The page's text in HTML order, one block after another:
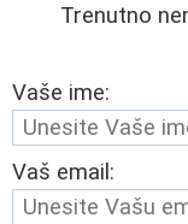
Trenutno
Vaše ime:
Vaš email: